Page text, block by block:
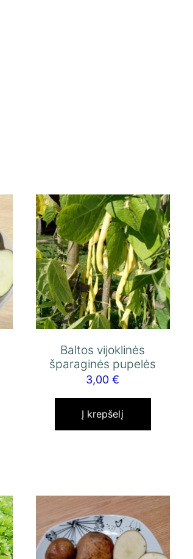
Baltos vijoklinės
šparaginės pupelės
3,00€
Į krepšelį